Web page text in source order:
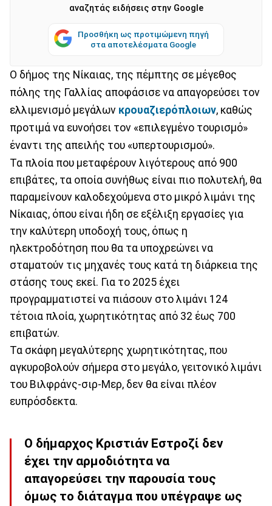
αναζητάς ειδήσεις στην Google
Προσθήκη ως προτιμώμενη πηγή
στα αποτελέσματα Google
Ο δήμος της Νίκαιας, της πέμπτης σε μέγεθος
πόλης της Γαλλίας αποφάσισε να απαγορεύσει τον
ελλιμενισμό μεγάλων κρουαζιερόπλοιων, καθώς
προτιμά να ευνοήσει τον «επιλεγμένο τουρισμό»
έναντι της απειλής του «υπερτουρισμού».
Τα πλοία που μεταφέρουν λιγότερους από 900
επιβάτες, τα οποία συνήθως είναι πιο πολυτελή, θα
παραμείνουν καλοδεχούμενα στο μικρό λιμάνι της
Νίκαιας, όπου είναι ήδη σε εξέλιξη εργασίες για
την καλύτερη υποδοχή τους, όπως η
ηλεκτροδότηση που θα τα υποχρεώνει να
σταματούν τις μηχανές τους κατά τη διάρκεια της
στάσης τους εκεί. Για το 2025 έχει
προγραμματιστεί να πιάσουν στο λιμάνι 124
τέτοια πλοία, χωρητικότητας από 32 έως 700
επιβατών.
Τα σκάφη μεγαλύτερης χωρητικότητας, που
αγκυροβολούν σήμερα στο μεγάλο, γειτονικό λιμάνι
του Βιλφράνς-σιρ-Μερ, δεν θα είναι πλέον
ευπρόσδεκτα.
Ο δήμαρχος Κριστιάν Εστροζί δεν
έχει την αρμοδιότητα να
απαγορεύσει την παρουσία τους
όμως το διάταγμα που υπέγραψε ως